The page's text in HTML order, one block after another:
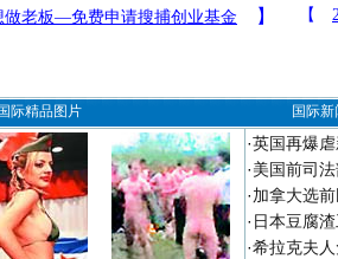
国际精品图片 国际
·英国再爆
·美国前司
·加拿大选
· 日本豆腐
·希拉克夫